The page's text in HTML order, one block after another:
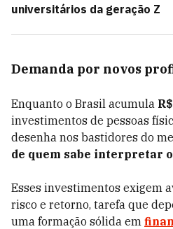
universitários da geração Z
Demanda por novos
Enquanto o Brasil acumula
investimentos de pessoas
desenha nos bastidores do
de quem sabe interpretar
Esses investimentos exigem
risco e retorno, tarefa que
uma formação sólida em